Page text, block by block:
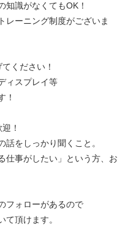
知識がなくてもOK！
レーニング制度がございま
ください！
ィスプレイ等
！
！
をしっかり聞くこと。
仕事がしたい」という方、お
フォローがあるので
頂けます。